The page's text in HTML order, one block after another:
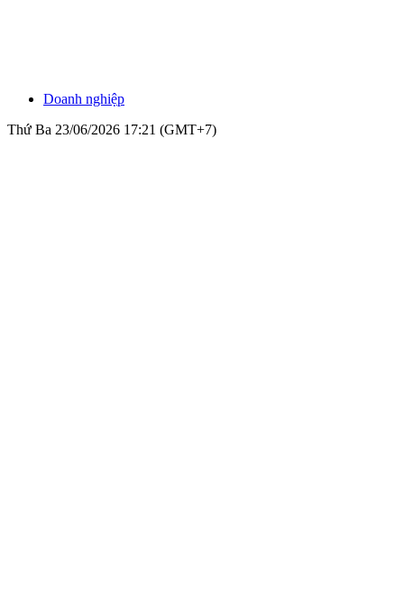
Doanh nghiệp
Thứ Ba 23/06/2026 17:21 (GMT+7)